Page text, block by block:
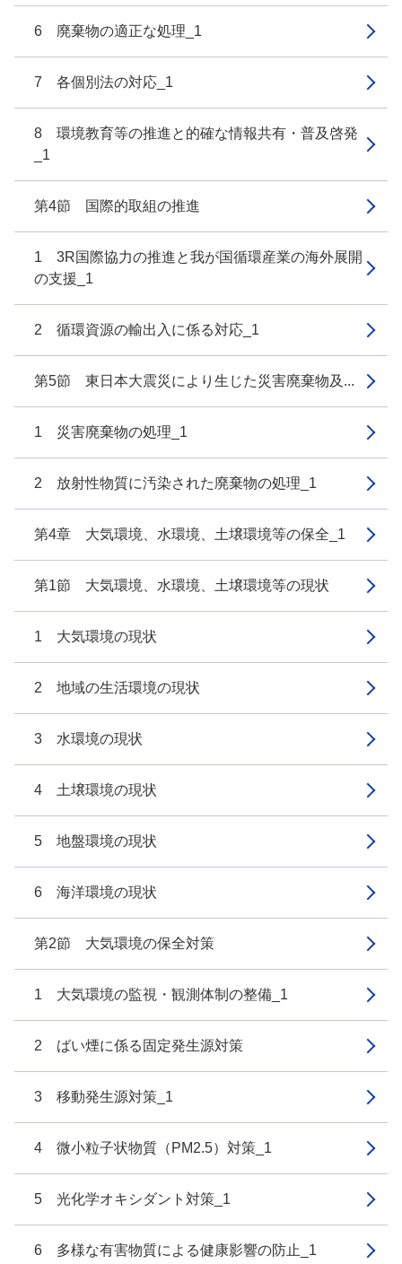
6 廃棄物の適正な処理_1
7 各個別法の対応_1
8 環境教育等の推進と的確な情報共有・普及啓発
_1
第4節 国際的取組の推進
1 3R国際協力の推進と我が国循環産業の海外展開
の支援_1
2 循環資源の輸出入に係る対応_1
第5節 東日本大震災により生じた災害廃棄物及...
1 災害廃棄物の処理_1
2 放射性物質に汚染された廃棄物の処理_1
第4章 大気環境、水環境、土壌環境等の保全_1
第1節 大気環境、水環境、土壌環境等の現状
1 大気環境の現状
2 地域の生活環境の現状
3 水環境の現状
4 土壌環境の現状
5 地盤環境の現状
6 海洋環境の現状
第2節 大気環境の保全対策
1 大気環境の監視・観測体制の整備_1
2 ばい煙に係る固定発生源対策
3 移動発生源対策_1
4 微小粒子状物質（PM2.5）対策_1
5 光化学オキシダント対策_1
6 多様な有害物質による健康影響の防止_1